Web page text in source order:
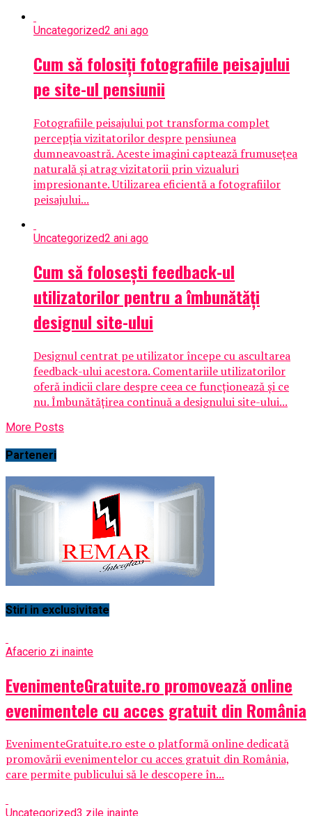
Uncategorized2 ani ago
Cum să folosiți fotografiile peisajului
pe site-ul pensiunii
Fotografiile peisajului pot transforma complet
percepția vizitatorilor despre pensiunea
dumneavoastră. Aceste imagini captează frumusețea
naturală și atrag vizitatorii prin vizualuri
impresionante. Utilizarea eficientă a fotografiilor
peisajului...
Uncategorized2 ani ago
Cum să folosești feedback-ul
utilizatorilor pentru a îmbunătăți
designul site-ului
Designul centrat pe utilizator începe cu ascultarea
feedback-ului acestora. Comentariile utilizatorilor
oferă indicii clare despre ceea ce funcționează și ce
nu. Îmbunătățirea continuă a designului site-ului...
More Posts
Parteneri
Stiri in exclusivitate
Afacerio zi inainte
EvenimenteGratuite.ro promovează online
evenimentele cu acces gratuit din România
EvenimenteGratuite.ro este o platformă online dedicată
promovării evenimentelor cu acces gratuit din România,
care permite publicului să le descopere în...
Uncategorized3 zile inainte